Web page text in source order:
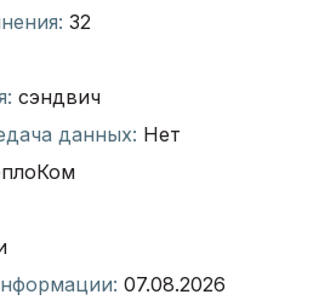
32
сэндвич
данных: Нет
07.08.2026